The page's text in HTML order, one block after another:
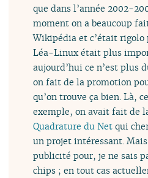
que dans l’année 2002-
moment on a beaucoup
Wikipédia et c’était rigolo
Léa-Linux était plus
aujourd’hui ce n’est plus
on fait de la promotion
qu’on trouve ça bien. Là,
exemple, on avait fait de
Quadrature du Net qui
un projet intéressant.
publicité pour, je ne sais
chips ; en tout cas